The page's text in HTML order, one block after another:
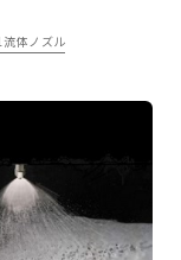
流体ノズル